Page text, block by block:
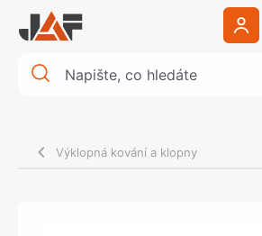
Výklopná kování a klopny